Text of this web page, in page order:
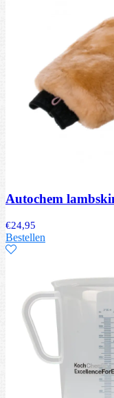
Autochem
€24,95
Bestellen